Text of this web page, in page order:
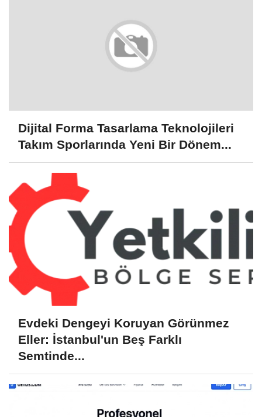
Dijital Forma Tasarlama Teknolojileri
Takım Sporlarında Yeni Bir Dönem...
Evdeki Dengeyi Koruyan Görünmez
Eller: İstanbul'un Beş Farklı
Semtinde...